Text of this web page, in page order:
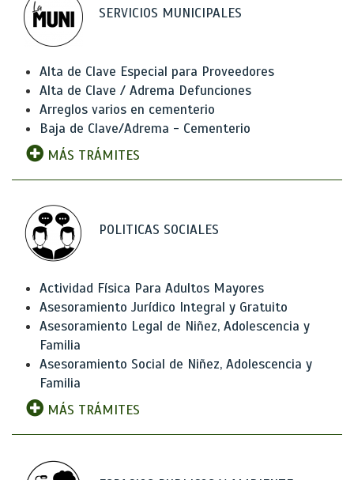
SERVICIOS MUNICIPALES
Alta de Clave Especial para Proveedores
Alta de Clave / Adrema Defunciones
Arreglos varios en cementerio
Baja de Clave/Adrema - Cementerio
MÁS TRÁMITES
POLITICAS SOCIALES
Actividad Física Para Adultos Mayores
Asesoramiento Jurídico Integral y Gratuito
Asesoramiento Legal de Niñez, Adolescencia y
Familia
Asesoramiento Social de Niñez, Adolescencia y
Familia
MÁS TRÁMITES